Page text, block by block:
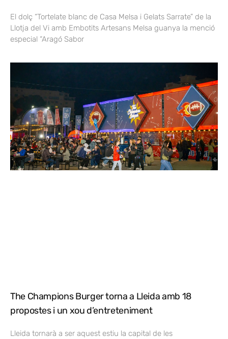
El dolç “Tortelate blanc de Casa Melsa i Gelats Sarrate” de la
Llotja del Vi amb Embotits Artesans Melsa guanya la menció
especial “Aragó Sabor
The Champions Burger torna a Lleida amb 18
propostes i un xou d’entreteniment
Lleida tornarà a ser aquest estiu la capital de les